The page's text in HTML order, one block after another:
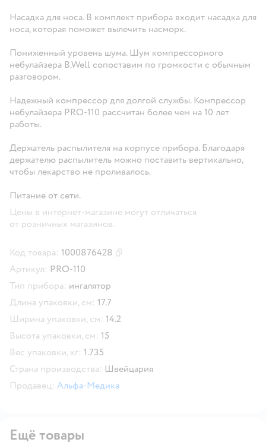
Насадка для носа. В комплект прибора входит насадка для
носа, которая поможет вылечить насморк.
Пониженный уровень шума. Шум компрессорного
небулайзера B.Well сопоставим по громкости с обычным
разговором.
Надежный компрессор для долгой службы. Компрессор
небулайзера PRO-110 рассчитан более чем на 10 лет
работы.
Держатель распылителя на корпусе прибора. Благодаря
держателю распылитель можно поставить вертикально,
чтобы лекарство не проливалось.
Питание от сети.
Цены в интернет-магазине могут отличаться
от розничных магазинов.
Код товара: 1000876428
Артикул: PRO-110
Тип прибора: ингалятор
Длина упаковки, см: 17.7
Ширина упаковки, см: 14.2
Высота упаковки, см: 15
Вес упаковки, кг: 1.735
Страна производства: Швейцария
Продавец: Альфа-Медика
Ещё товары